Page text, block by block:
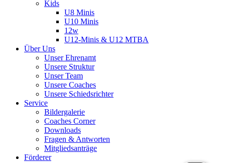
Kids
U8 Minis
U10 Minis
12w
U12-Minis & U12 MTBA
Über Uns
Unser Ehrenamt
Unsere Struktur
Unser Team
Unsere Coaches
Unsere Schiedsrichter
Service
Bildergalerie
Coaches Corner
Downloads
Fragen & Antworten
Mitgliedsanträge
Förderer